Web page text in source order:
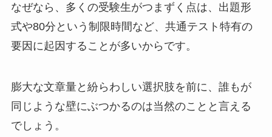
なぜなら、多くの受験生がつまずく点は、出題形
式や80分という制限時間など、共通テスト特有の
要因に起因することが多いからです。
膨大な文章量と紛らわしい選択肢を前に、誰もが
同じような壁にぶつかるのは当然のことと言える
でしょう。